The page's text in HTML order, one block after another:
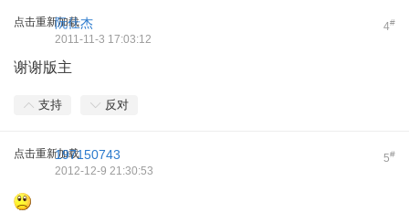
点击重新加载 4#
阮仕杰
2011-11-3 17:03:12
谢谢版主
支持 反对
点击重新加载 5#
197150743
2012-12-9 21:30:53